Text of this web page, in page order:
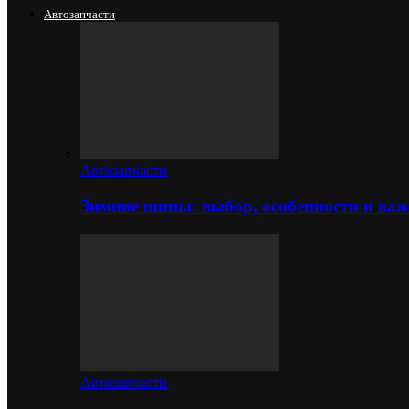
Автозапчасти
Автозапчасти
Зимние шины: выбор, особенности и
Автозапчасти